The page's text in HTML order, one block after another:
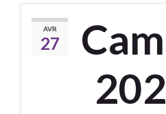
AVR
27